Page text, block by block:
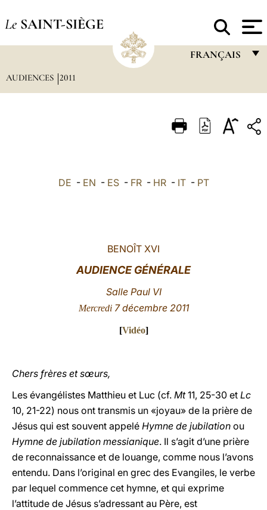
Le SAINT-SIÈGE
FRANÇAIS
ITALIANO
中文
AUDIENCES 2011
DE - EN - ES- FR- HR- IT- PT
BENOÎT XVI
AUDIENCE GÉNÉRALE
Salle Paul VI
Mercredi 7 décembre 2011
[Vidéo]
Chers frères et sœurs,
Les évangélistes Matthieu et Luc (cf. Mt11, 25-30 et Lc
10, 21-22) nous ont transmis un «joyau» de la prière de
Jésus qui est souvent appelé Hymne de jubilation ou
Hymne de jubilation messianique. Il s’agit d’une prière
de reconnaissance et de louange, comme nous l’avons
entendu. Dans l’original en grec des Evangiles, le verbe
par lequel commence cet hymne, et qui exprime
l’attitude de Jésus s’adressant au Père, est